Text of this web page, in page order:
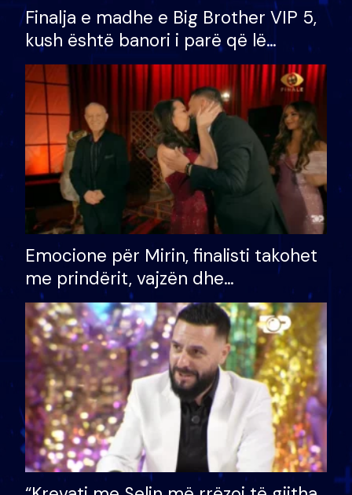
Finalja e madhe e Big Brother VIP 5,
kush është banori i parë që lë
shtëpinë dhe humb mundësinë për
të fituar çmimin e madh
Emocione për Mirin, finalisti takohet
me prindërit, vajzën dhe
bashkëshorten: S’kemi ndonjë letër
divorci apo jo?